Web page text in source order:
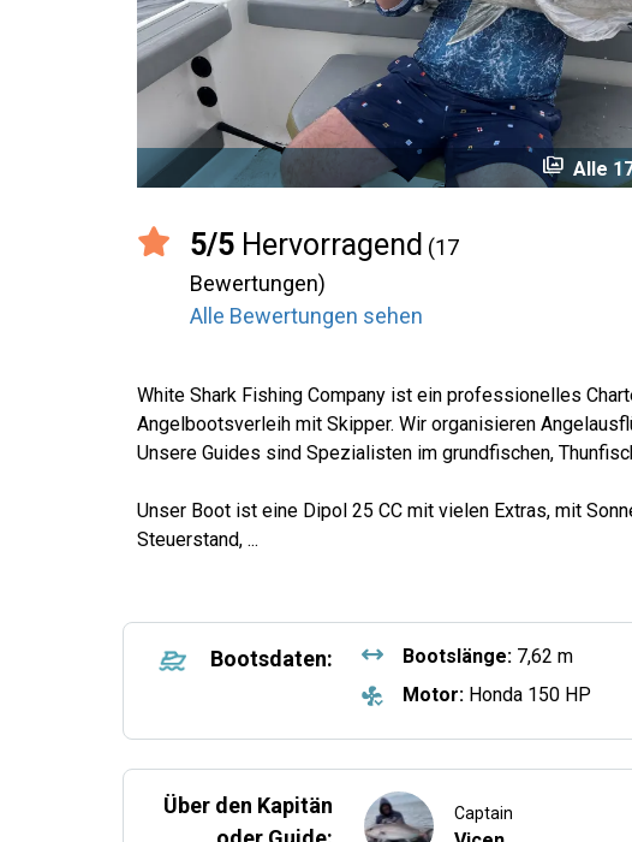
perm_media Alle
5/5 Hervorragend (17
Bewertungen)
Alle Bewertungen sehen
White Shark Fishing Company ist ein professionelles
Angelbootsverleih mit Skipper. Wir organisieren
Unsere Guides sind Spezialisten im grundfischen,
Unser Boot ist eine Dipol 25 CC mit vielen Extras, mit
Steuerstand, ...
Bootsdaten: Bootslänge:7,62 m
Motor:Honda 150 HP
Über den Kapitän
Captain